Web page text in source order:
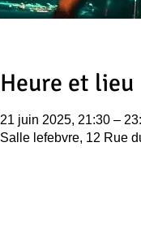
Heure et lieu
21 juin 2025, 21:30 –
Salle lefebvre, 12 Rue